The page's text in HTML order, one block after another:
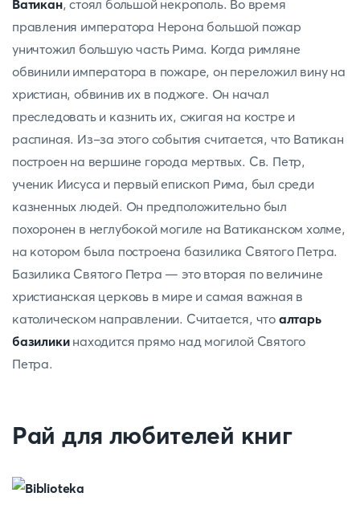
Ватикан, стоял большой некрополь. Во время
правления императора Нерона большой пожар
уничтожил большую часть Рима. Когда римляне
обвинили императора в пожаре, он переложил вину на
христиан, обвинив их в поджоге. Он начал
преследовать и казнить их, сжигая на костре и
распиная. Из-за этого события считается, что Ватикан
построен на вершине города мертвых. Св. Петр,
ученик Иисуса и первый епископ Рима, был среди
казненных людей. Он предположительно был
похоронен в неглубокой могиле на Ватиканском холме,
на котором была построена базилика Святого Петра.
Базилика Святого Петра — это вторая по величине
христианская церковь в мире и самая важная в
католическом направлении. Считается, что алтарь
базиликинаходится прямо над могилой Святого
Петра.
Рай для любителей книг